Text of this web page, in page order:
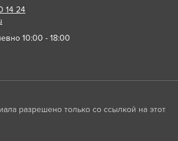
14 24
10:00 - 18:00
разрешено только со ссылкой на этот